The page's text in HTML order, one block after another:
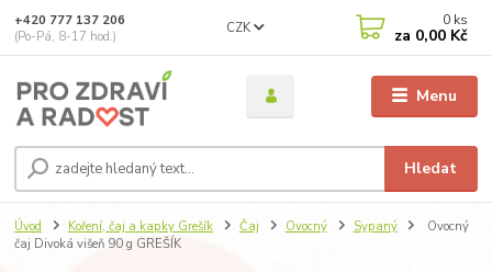
Menu
CZK
Hledat
+420 777 137 206
(Po-Pá, 8-17 hod.)
0 ks
za 0,00 Kč
Úvod Koření, čaj a kapky Grešík Čaj Ovocný Sypaný
Ovocný
čaj Divoká višeň 90 g GREŠÍK